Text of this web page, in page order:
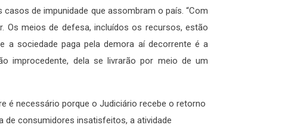
de impunidade que assombram o país. “Com
Os meios de defesa, incluídos os recursos, estão
a sociedade paga pela demora aí decorrente é a
improcedente, dela se livrarão por meio de um
é necessário porque o Judiciário recebe o retorno
de consumidores insatisfeitos, a atividade